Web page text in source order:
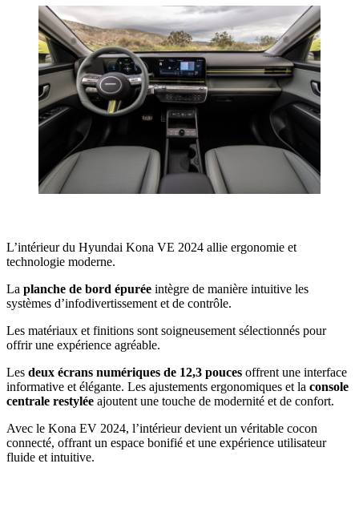
L’intérieur du Hyundai Kona VE 2024 allie ergonomie et
technologie moderne.
La planche de bord épurée intègre de manière intuitive les
systèmes d’infodivertissement et de contrôle.
Les matériaux et finitions sont soigneusement sélectionnés pour
offrir une expérience agréable.
Les deux écrans numériques de 12,3 pouces offrent une interface
informative et élégante. Les ajustements ergonomiques et la console
centrale restylée ajoutent une touche de modernité et de confort.
Avec le Kona EV 2024, l’intérieur devient un véritable cocon
connecté, offrant un espace bonifié et une expérience utilisateur
fluide et intuitive.